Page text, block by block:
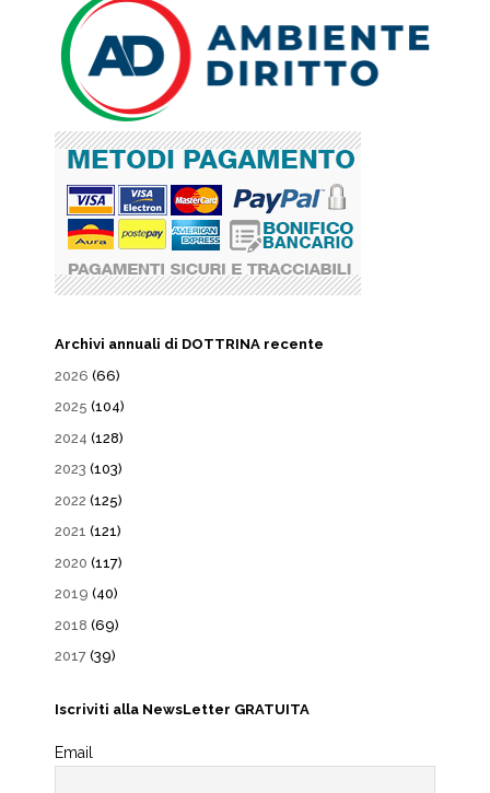
Archivi annuali di DOTTRINA recente
2026 (66)
2025 (104)
2024 (128)
2023 (103)
2022 (125)
2021 (121)
2020 (117)
2019 (40)
2018 (69)
2017 (39)
Iscriviti alla NewsLetter GRATUITA
Email